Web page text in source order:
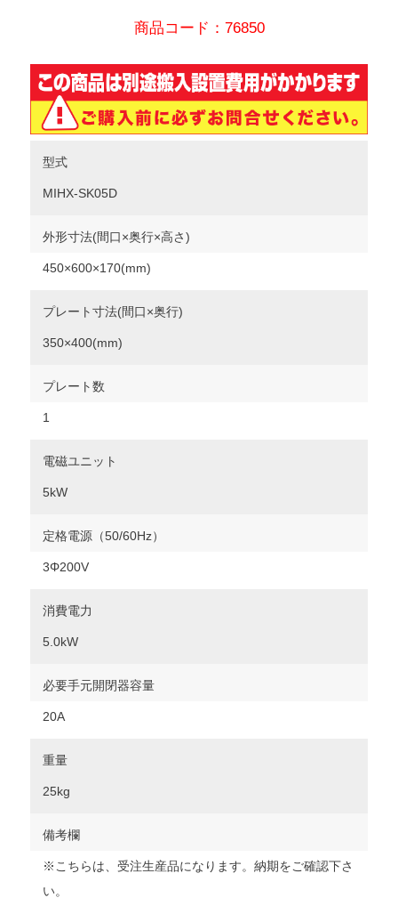
商品コード：76850
型式
MIHX-SK05D
外形寸法(間口×奥行×高さ)
450×600×170(mm)
プレート寸法(間口×奥行)
350×400(mm)
プレート数
1
電磁ユニット
5kW
定格電源（50/60Hz）
3Φ200V
消費電力
5.0kW
必要手元開閉器容量
20A
重量
25kg
備考欄
※こちらは、受注生産品になります。納期をご確認下さ
い。